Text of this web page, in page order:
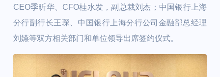
CEO季昕华、CFO桂水发，副总裁刘杰；中国银行上海
分行副行长王琛、中国银行上海分行公司金融部总经理
刘嬿等双方相关部门和单位领导出席签约仪式。